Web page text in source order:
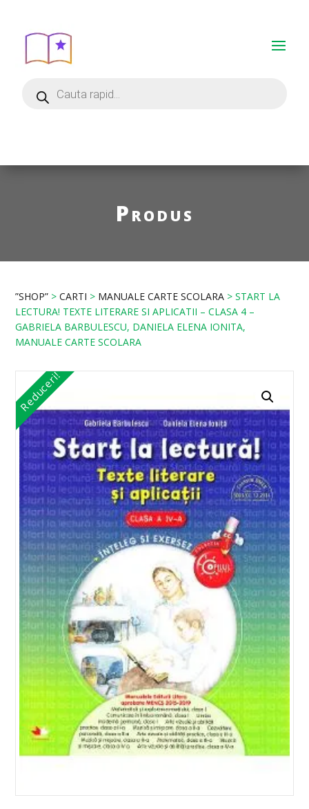
Produs
”SHOP” >CARTI > MANUALE CARTE SCOLARA > START LA
LECTURA! TEXTE LITERARE SI APLICATII – CLASA 4 –
GABRIELA BARBULESCU, DANIELA ELENA IONITA,
MANUALE CARTE SCOLARA
Reduceri!